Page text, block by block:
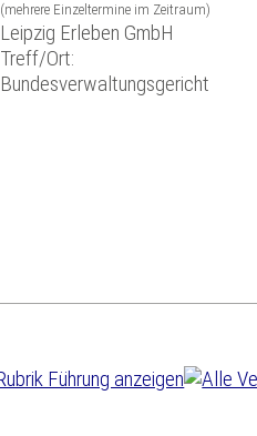
(mehrere Einzeltermine im Zeitraum)
Leipzig Erleben GmbH
Treff/Ort:
Bundesverwaltungsgericht